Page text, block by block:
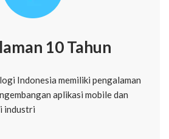
10 Tahun
Indonesia memiliki pengalaman
aplikasi mobile dan
industri